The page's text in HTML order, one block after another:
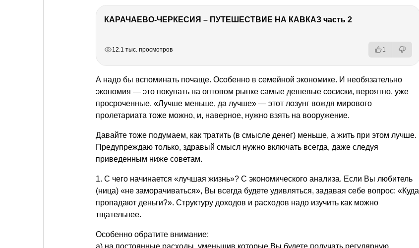
КАРАЧАЕВО-ЧЕРКЕСИЯ – ПУТЕШЕСТВИЕ НА КАВКАЗ часть 2
12.1 тыс. просмотров 1
А надо бы вспоминать почаще. Особенно в семейной экономике. И необязательно
экономия — это покупать на оптовом рынке самые дешевые сосиски, вероятно, уже
просроченные. «Лучше меньше, да лучше» — этот лозунг вождя мирового
пролетариата тоже можно, и, наверное, нужно взять на вооружение.
Давайте тоже подумаем, как тратить (в смысле денег) меньше, а жить при этом лучше.
Предупреждаю только, здравый смысл нужно включать всегда, даже следуя
приведенным ниже советам.
1. С чего начинается «лучшая жизнь»? С экономического анализа. Если Вы любитель
(ница) «не заморачиваться», Вы всегда будете удивляться, задавая себе вопрос: «Куда
пропадают деньги?». Структуру доходов и расходов надо изучить как можно
тщательнее.
Особенно обратите внимание:
а) на постоянные расходы, уменьшив которые Вы будете получать регулярную